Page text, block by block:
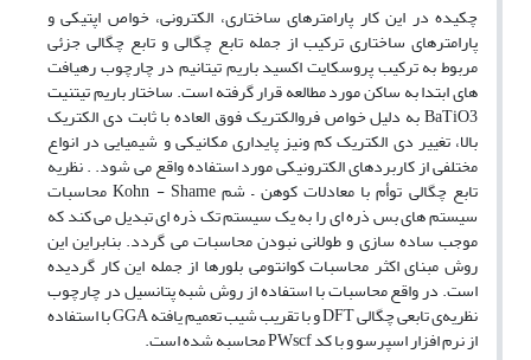
چکیده در این کار پارامترهای ساختاری، الکترونی، خواص اپتیکی و
پارامترهای ساختاری ترکیب از جمله تابع چگالی و تابع چگالی جزئی
مربوط به ترکیب پروسکایت اکسید باریم تیتانیم در چارچوب رهیافت
های ابتدا به ساکن مورد مطالعه قرار گرفته است. ساختار باریم تیتنیت
BaTiO3 به دلیل خواص فروالکتریک فوق العاده با ثابت دی الکتریک
بالا، تغییر دی الکتریک کم ونیز پایداری مکانیکی و شیمیایی در انواع
مختلفی از کاربردهای الکترونیکی مورد استفاده واقع می شود. . نظریه
تابع چگالی توأم با معادلات کوهن – شم Kohn - Shame محاسبات
سیستم های بس ذره ای را به یک سیستم تک ذره ای تبدیل می کند که
موجب ساده سازی و طولانی نبودن محاسبات می گردد. بنابراین این
روش مبنای اکثر محاسبات کوانتومی بلورها از جمله این کار گردیده
است. در واقع محاسبات با استفاده از روش شبه پتانسیل در چارچوب
نظریه‌ی تابعی چگالی DFT و با تقریب شیب تعمیم یافته GGA با استفاده
از نرم افزار اسپرسو و با کد PWscf محاسبه شده است.